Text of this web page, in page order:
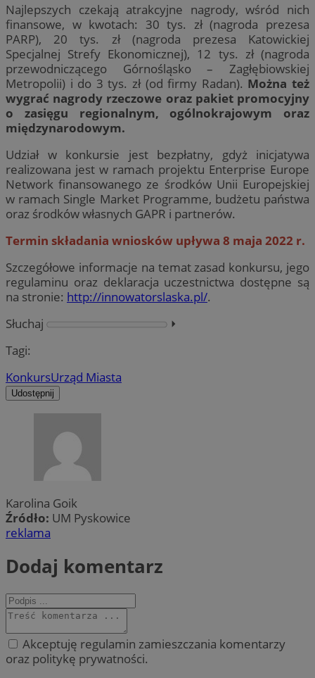
Najlepszych czekają atrakcyjne nagrody, wśród nich
finansowe, w kwotach: 30 tys. zł (nagroda prezesa
PARP), 20 tys. zł (nagroda prezesa Katowickiej
Specjalnej Strefy Ekonomicznej), 12 tys. zł (nagroda
przewodniczącego Górnośląsko – Zagłębiowskiej
Metropolii) i do 3 tys. zł (od firmy Radan). Można też
wygrać nagrody rzeczowe oraz pakiet promocyjny
o zasięgu regionalnym, ogólnokrajowym oraz
międzynarodowym.
Udział w konkursie jest bezpłatny, gdyż inicjatywa
realizowana jest w ramach projektu Enterprise Europe
Network finansowanego ze środków Unii Europejskiej
w ramach Single Market Programme, budżetu państwa
oraz środków własnych GAPR i partnerów.
Termin składania wniosków upływa 8 maja 2022 r.
Szczegółowe informacje na temat zasad konkursu, jego
regulaminu oraz deklaracja uczestnictwa dostępne są
na stronie: http://innowatorslaska.pl/.
Słuchaj
⏵︎
Tagi:
KonkursUrząd Miasta
Udostępnij
Karolina Goik
Źródło: UM Pyskowice
reklama
Dodaj komentarz
Akceptuję regulamin zamieszczania komentarzy
oraz politykę prywatności.